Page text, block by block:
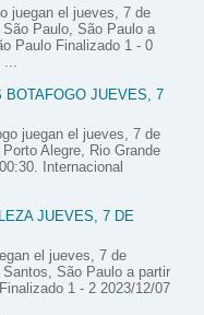
juegan el jueves, 7 de
Paulo, São Paulo a
Paulo Finalizado 1 - 0
...
BOTAFOGO JUEVES, 7
juegan el jueves, 7 de
Alegre, Rio Grande
Internacional
JUEVES, 7 DE
el jueves, 7 de
São Paulo a partir
1 - 2 2023/12/07